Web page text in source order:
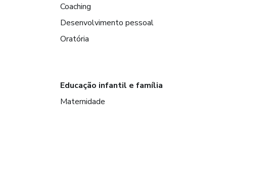
Coaching
Desenvolvimento pessoal
Oratória
Educação infantil e família
Maternidade